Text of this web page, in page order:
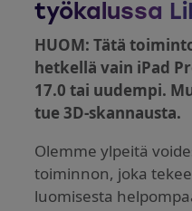
työkalussa
HUOM: Tätä
hetkellä vain iPad
17.0 tai uudempi.
tue 3D-skannausta.
Olemme ylpeitä
toiminnon, joka
luomisesta